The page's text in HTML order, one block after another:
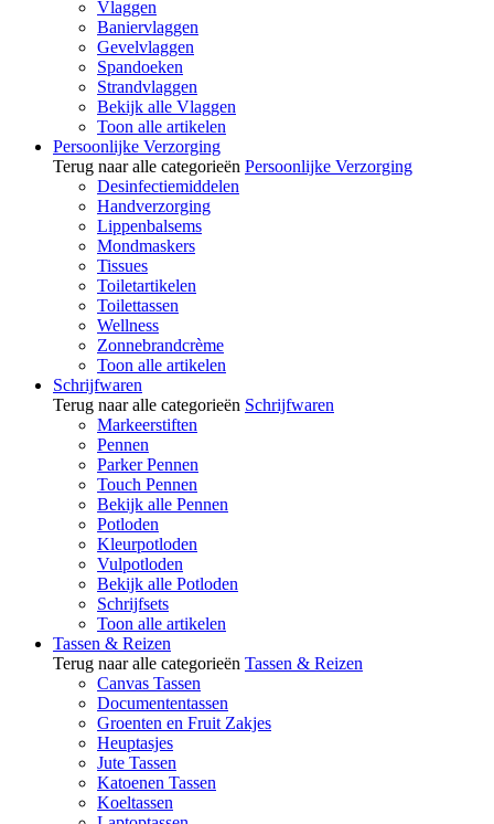
Vlaggen
Baniervlaggen
Gevelvlaggen
Spandoeken
Strandvlaggen
Bekijk alle Vlaggen
Toon alle artikelen
Persoonlijke Verzorging
Terug naar alle categorieën Persoonlijke Verzorging
Desinfectiemiddelen
Handverzorging
Lippenbalsems
Mondmaskers
Tissues
Toiletartikelen
Toilettassen
Wellness
Zonnebrandcrème
Toon alle artikelen
Schrijfwaren
Terug naar alle categorieën Schrijfwaren
Markeerstiften
Pennen
Parker Pennen
Touch Pennen
Bekijk alle Pennen
Potloden
Kleurpotloden
Vulpotloden
Bekijk alle Potloden
Schrijfsets
Toon alle artikelen
Tassen & Reizen
Terug naar alle categorieën Tassen & Reizen
Canvas Tassen
Documententassen
Groenten en Fruit Zakjes
Heuptasjes
Jute Tassen
Katoenen Tassen
Koeltassen